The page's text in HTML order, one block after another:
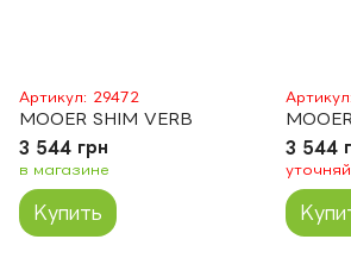
Артикул: 29472
MOOER SHIM VERB
3 544 грн
в магазине
Купить
3 544